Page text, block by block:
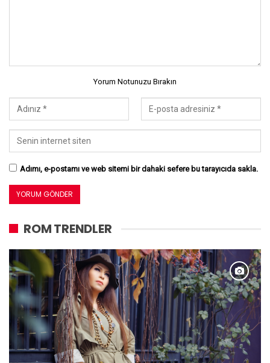
Yorum Notunuzu Bırakın
Adımı, e-postamı ve web sitemi bir dahaki sefere bu tarayıcıda sakla.
ROM TRENDLER